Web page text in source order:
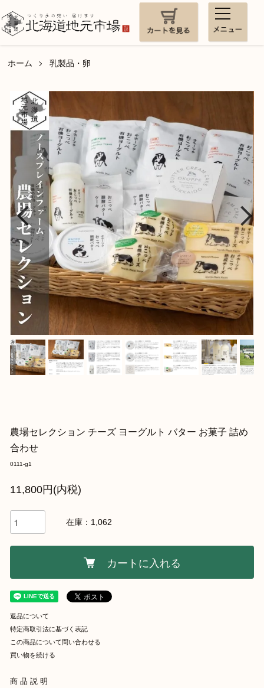
ホーム 乳製品・卵
農場セレクション チーズ ヨーグルト バター お菓子 詰め
合わせ
0111-g1
11,800円(内税)
在庫：1,062
カートに入れる
返品について
特定商取引法に基づく表記
この商品について問い合わせる
買い物を続ける
商品説明